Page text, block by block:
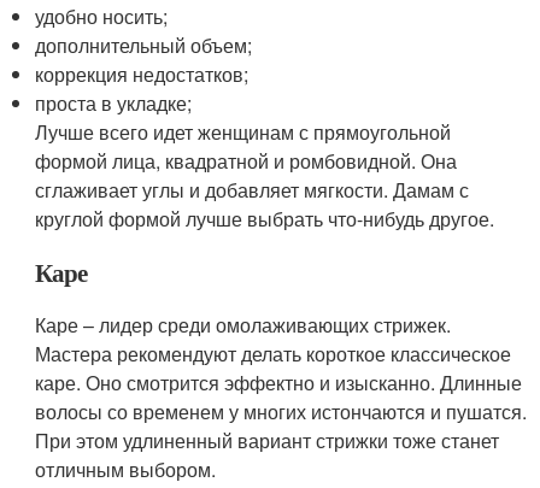
удобно носить;
дополнительный объем;
коррекция недостатков;
проста в укладке;
Лучше всего идет женщинам с прямоугольной
формой лица, квадратной и ромбовидной. Она
сглаживает углы и добавляет мягкости. Дамам с
круглой формой лучше выбрать что-нибудь другое.
Каре
Каре – лидер среди омолаживающих стрижек.
Мастера рекомендуют делать короткое классическое
каре. Оно смотрится эффектно и изысканно. Длинные
волосы со временем у многих истончаются и пушатся.
При этом удлиненный вариант стрижки тоже станет
отличным выбором.